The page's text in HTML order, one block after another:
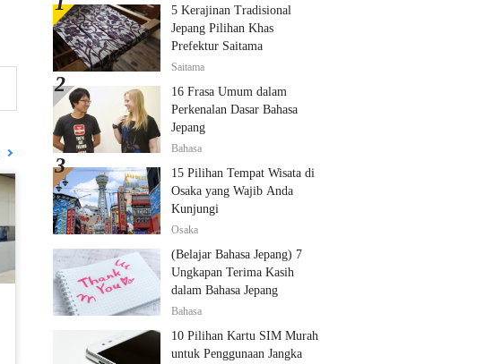
5 Kerajinan Tradisional
Jepang Pilihan Khas
Prefektur Saitama
Saitama
16 Frasa Umum dalam
Perkenalan Dasar Bahasa
Jepang
Bahasa
15 Pilihan Tempat Wisata di
Osaka yang Wajib Anda
Kunjungi
Osaka
(Belajar Bahasa Jepang) 7
Ungkapan Terima Kasih
dalam Bahasa Jepang
Bahasa
10 Pilihan Kartu SIM Murah
untuk Penggunaan Jangka